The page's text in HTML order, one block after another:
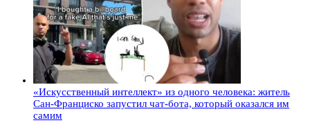
«Искусственный интеллект» из одного человека: житель
Сан-Франциско запустил чат-бота, который оказался им
самим